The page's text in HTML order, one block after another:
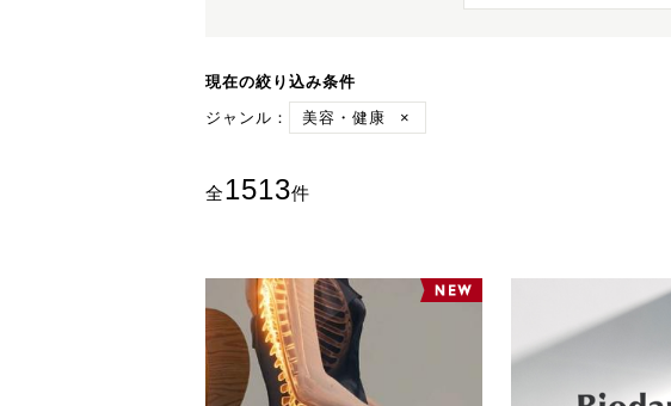
現在の絞り込み条件
ジャンル：
美容・健康 ×
全1513件